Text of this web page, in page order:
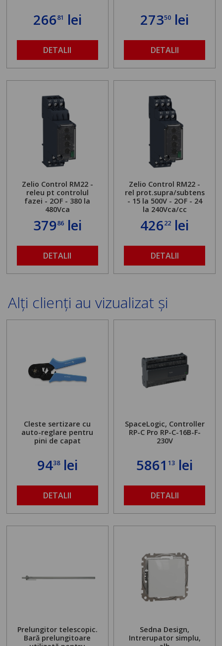
26681 lei
DETALII
27350 lei
DETALII
Zelio Control RM22 -
releu pt controlul
fazei - 2OF - 380 la
480Vca
37986lei
DETALII
Zelio Control RM22 -
rel prot.supra/subtens
- 15 la 500V - 2OF - 24
la 240Vca/cc
42622 lei
DETALII
Alți clienți au vizualizat și
Cleste sertizare cu
auto-reglare pentru
pini de capat
9438lei
DETALII
SpaceLogic, Controller
RP-C Pro RP-C-16B-F-
230V
586113 lei
DETALII
Prelungitor telescopic.
Bară prelungitoare
Sedna Design,
Intrerupator simplu,